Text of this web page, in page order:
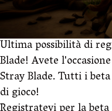
Ultima possibilità di
Blade! Avete
Stray Blade. Tutti i
di gioco!